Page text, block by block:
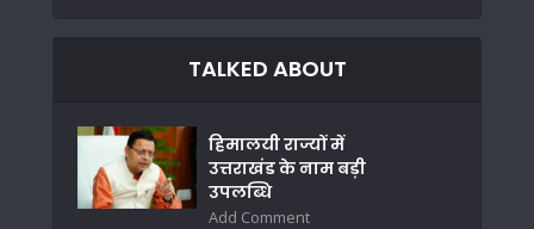
TALKED ABOUT
हिमालयी राज्यों में
उत्तराखंड के नाम बड़ी
उपलब्धि
Add Comment